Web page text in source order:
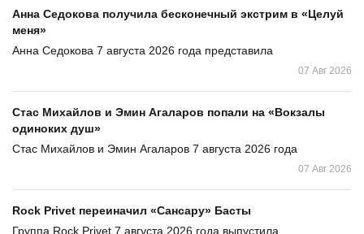
Анна Седокова получила бесконечный экстрим в «Целуй
меня»
Анна Седокова 7 августа 2026 года представила
07 Авг 2026
Стас Михайлов и Эмин Агаларов попали на «Вокзалы
одиноких душ»
Стас Михайлов и Эмин Агаларов 7 августа 2026 года
07 Авг 2026
Rock Privet переиначил «Сансару» Басты
Группа Rock Privet 7 августа 2026 года выпустила